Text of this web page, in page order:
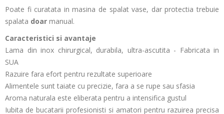
Poate fi curatata in masina de spalat vase, dar protectia trebuie
spalata doar manual.
Caracteristici si avantaje
Lama din inox chirurgical, durabila, ultra-ascutita - Fabricata in
SUA
Razuire fara efort pentru rezultate superioare
Alimentele sunt taiate cu precizie, fara a se rupe sau sfasia
Aroma naturala este eliberata pentru a intensifica gustul
Iubita de bucatarii profesionisti si amatori pentru razuirea precisa